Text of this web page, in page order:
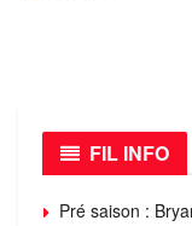
FIL INFO
Pré saison :